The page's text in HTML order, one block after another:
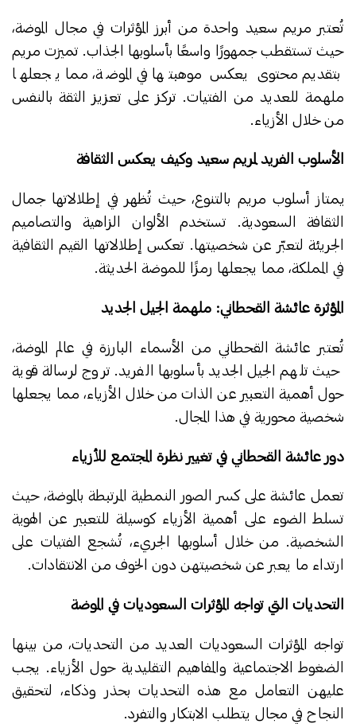
تُعتبر مريم سعيد واحدة من أبرز المؤثرات في مجال الموضة،
حيث تستقطب جمهورًا واسعًا بأسلوبها الجذاب. تميزت مريم
بتقديم محتوى يعكس موهبتها في الموضة، مما يجعلها
ملهمة للعديد من الفتيات. تركز على تعزيز الثقة بالنفس
من خلال الأزياء.
الأسلوب الفريد لمريم سعيد وكيف يعكس الثقافة
يمتاز أسلوب مريم بالتنوع، حيث تُظهر في إطلالاتها جمال
الثقافة السعودية. تستخدم الألوان الزاهية والتصاميم
الجريئة لتعبّر عن شخصيتها. تعكس إطلالاتها القيم الثقافية
في المملكة، مما يجعلها رمزًا للموضة الحديثة.
المؤثرة عائشة القحطاني: ملهمة الجيل الجديد
تُعتبر عائشة القحطاني من الأسماء البارزة في عالم الموضة،
حيث تلهم الجيل الجديد بأسلوبها الفريد. تروج لرسالة قوية
حول أهمية التعبير عن الذات من خلال الأزياء، مما يجعلها
شخصية محورية في هذا المجال.
دور عائشة القحطاني في تغيير نظرة المجتمع للأزياء
تعمل عائشة على كسر الصور النمطية المرتبطة بالموضة، حيث
تسلط الضوء على أهمية الأزياء كوسيلة للتعبير عن الهوية
الشخصية. من خلال أسلوبها الجريء، تُشجع الفتيات على
ارتداء ما يعبر عن شخصيتهن دون الخوف من الانتقادات.
التحديات التي تواجه المؤثرات السعوديات في الموضة
تواجه المؤثرات السعوديات العديد من التحديات، من بينها
الضغوط الاجتماعية والمفاهيم التقليدية حول الأزياء. يجب
عليهن التعامل مع هذه التحديات بحذر وذكاء، لتحقيق
النجاح في مجال يتطلب الابتكار والتفرد.